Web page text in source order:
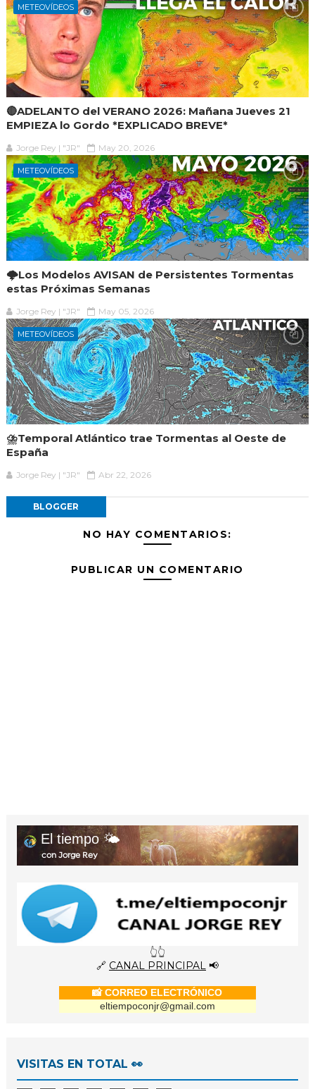
METEOVÍDEOS
🔴ADELANTO del VERANO 2026: Mañana Jueves 21
EMPIEZA lo Gordo *EXPLICADO BREVE*
Jorge Rey | "JR" May 20, 2026
METEOVÍDEOS
🌩️Los Modelos AVISAN de Persistentes Tormentas
estas Próximas Semanas
Jorge Rey | "JR" May 05, 2026
METEOVÍDEOS
⛈️Temporal Atlántico trae Tormentas al Oeste de
España
Jorge Rey | "JR" Abr 22, 2026
BLOGGER
NO HAY COMENTARIOS:
PUBLICAR UN COMENTARIO
El tiempo 🌤️
con Jorge Rey
👆👆
🔗 CANAL PRINCIPAL📢
📸 CORREO ELECTRÓNICO
eltiempoconjr@gmail.com
VISITAS EN TOTAL 👀